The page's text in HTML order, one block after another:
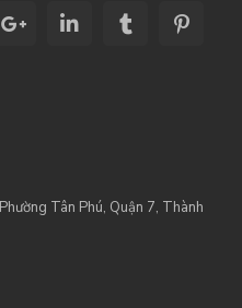
Tân Phú, Quận 7, Thành